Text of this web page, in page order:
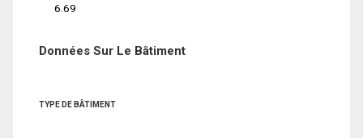
6.69
Données Sur Le Bâtiment
TYPE DE BÂTIMENT